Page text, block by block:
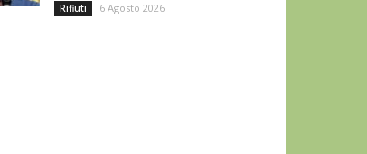
Rifiuti 6 Agosto 2026